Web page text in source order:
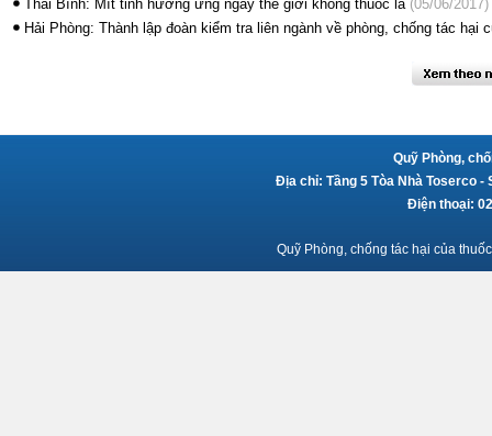
Thái Bình: Mít tinh hưởng ứng ngày thế giới không thuốc lá (05/06/2017)
Hải Phòng: Thành lập đoàn kiểm tra liên ngành về phòng, chống tác hại
Quỹ Phòng,
Địa chỉ: Tầng 5 Tòa Nhà Toserco -
Điện thoại:
Quỹ Phòng, chống tác hại của